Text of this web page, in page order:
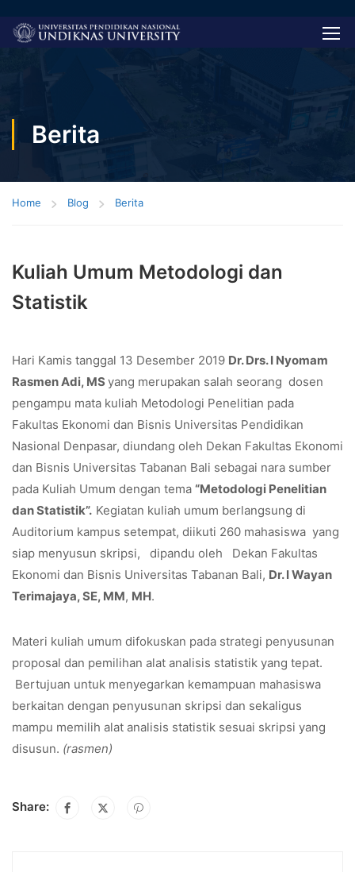
Berita
Home Blog Berita
Kuliah Umum Metodologi dan
Statistik
Hari Kamis tanggal 13 Desember 2019 Dr. Drs. I Nyomam
Rasmen Adi, MS yang merupakan salah seorang dosen
pengampu mata kuliah Metodologi Penelitian pada
Fakultas Ekonomi dan Bisnis Universitas Pendidikan
Nasional Denpasar, diundang oleh Dekan Fakultas Ekonomi
dan Bisnis Universitas Tabanan Bali sebagai nara sumber
pada Kuliah Umum dengan tema “Metodologi Penelitian
dan Statistik”. Kegiatan kuliah umum berlangsung di
Auditorium kampus setempat, diikuti 260 mahasiswa yang
siap menyusun skripsi, dipandu oleh Dekan Fakultas
Ekonomi dan Bisnis Universitas Tabanan Bali, Dr. I Wayan
Terimajaya, SE, MM, MH.
Materi kuliah umum difokuskan pada strategi penyusunan
proposal dan pemilihan alat analisis statistik yang tepat.
Bertujuan untuk menyegarkan kemampuan mahasiswa
berkaitan dengan penyusunan skripsi dan sekaligus
mampu memilih alat analisis statistik sesuai skripsi yang
disusun. (rasmen)
Share: